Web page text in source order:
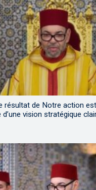
résultat de Notre action
vision stratégique